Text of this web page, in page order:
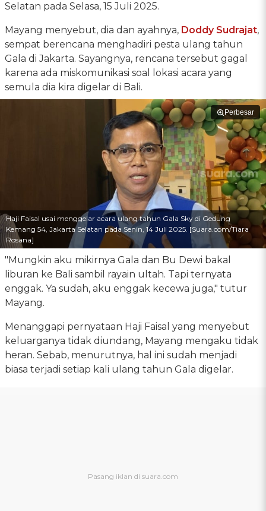
Selatan pada Selasa, 15 Juli 2025.
Mayang menyebut, dia dan ayahnya, Doddy Sudrajat,
sempat berencana menghadiri pesta ulang tahun
Gala di Jakarta. Sayangnya, rencana tersebut gagal
karena ada miskomunikasi soal lokasi acara yang
semula dia kira digelar di Bali.
Perbesar
Haji Faisal usai menggelar acara ulang tahun Gala Sky di Gedung
Kemang 54, Jakarta Selatan pada Senin, 14 Juli 2025. [Suara.com/Tiara
Rosana]
"Mungkin aku mikirnya Gala dan Bu Dewi bakal
liburan ke Bali sambil rayain ultah. Tapi ternyata
enggak. Ya sudah, aku enggak kecewa juga," tutur
Mayang.
Menanggapi pernyataan Haji Faisal yang menyebut
keluarganya tidak diundang, Mayang mengaku tidak
heran. Sebab, menurutnya, hal ini sudah menjadi
biasa terjadi setiap kali ulang tahun Gala digelar.